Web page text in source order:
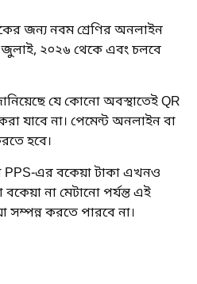
জন্য নবম শ্রেণির অনলাইন
জুলাই, ২০২৬ থেকে এবং চলবে
যে কোনো অবস্থাতেই QR
যাবে না। পেমেন্ট অনলাইন বা
হবে।
PPS-এর বকেয়া টাকা এখনও
না মেটানো পর্যন্ত এই
সম্পন্ন করতে পারবে না।